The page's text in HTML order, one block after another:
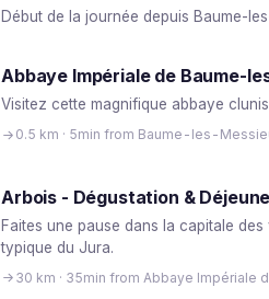
Début de la journée depuis Baume-
Abbaye Impériale de Baume-
Visitez cette magnifique abbaye
0.5 km · 5min from Baume-les-
Arbois - Dégustation &
Faites une pause dans la capitale
typique du Jura.
30 km · 35min from Abbaye